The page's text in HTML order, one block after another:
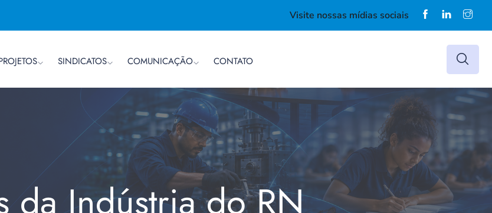
Visite nossas mídias sociais
SINDICATOS COMUNICAÇÃO CONTATO
da Indústria do RN